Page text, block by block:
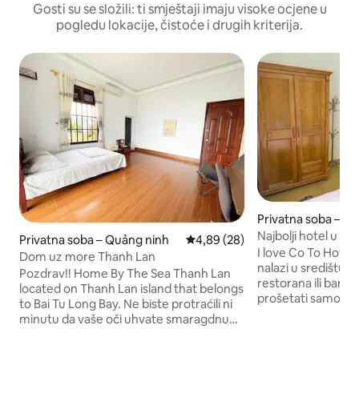
Gosti su se složili: ti smještaji imaju visoke ocjene u
pogledu lokacije, čistoće i drugih kriterija.
Privatna soba – Quảng ninh Prosječna ocjena: 4,89/5,
4,89 (28)
Dom uz more Thanh Lan
Pozdrav!! Home By The Sea Thanh Lan
located on Thanh Lan island that belongs
to Bai Tu Long Bay. Ne biste protraćili ni
minutu da vaše oči uhvate smaragdnu
Privatna soba –
Najbolji hotel u
love Coto Hotel
I love Co To
nalazi u središtu
restorana ili bara
prošetati samo 3